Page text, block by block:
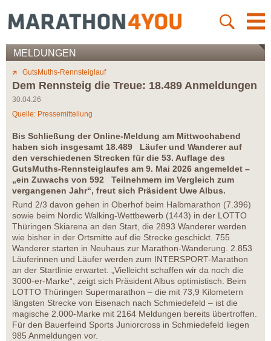
MELDUNGEN
GutsMuths-Rennsteiglauf
Dem Rennsteig die Treue: 18.489 Anmeldungen
30.04.26
Quelle: Pressemitteilung
Bis Schließung der Online-Meldung am Mittwochabend
haben sich insgesamt 18.489 Läufer und Wanderer auf
den verschiedenen Strecken für die 53. Auflage des
GutsMuths-Rennsteiglaufes am 9. Mai 2026 angemeldet –
„ein Zuwachs von 592 Teilnehmern im Vergleich zum
vergangenen Jahr“, freut sich Präsident Uwe Albus.
Rund 2/3 davon gehen in Oberhof beim Halbmarathon (7.396)
sowie beim Nordic Walking-Wettbewerb (1443) in der LOTTO
Thüringen Skiarena an den Start, die 2893 Wanderer werden
wie bisher in der Ortsmitte auf die Strecke geschickt. 755
Wanderer starten in Neuhaus zur Marathon-Wanderung. 2.853
Läuferinnen und Läufer werden zum INTERSPORT-Marathon
an der Startlinie erwartet. „Vielleicht schaffen wir da noch die
3000-er-Marke“, zeigt sich Präsident Albus optimistisch. Beim
LOTTO Thüringen Supermarathon – die mit 73,9 Kilometern
längsten Strecke von Eisenach nach Schmiedefeld – ist die
magische 2.000-Marke mit 2164 Meldungen bereits übertroffen.
Für den Bauerfeind Sports Juniorcross in Schmiedefeld liegen
985 Anmeldungen vor.